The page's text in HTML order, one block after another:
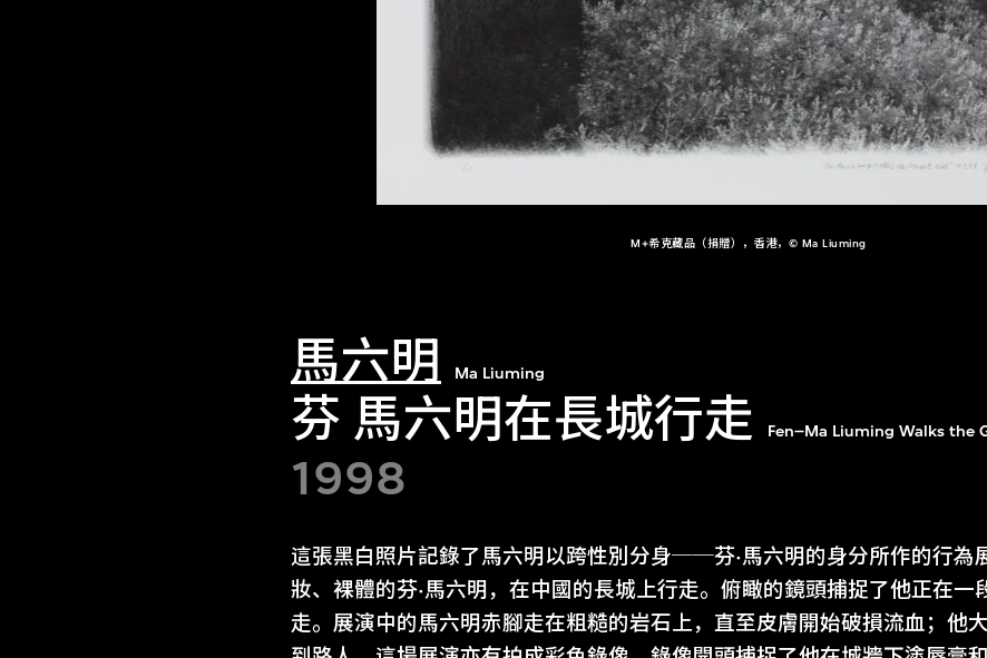
M+希克藏品（捐贈），香港，© Ma Liuming
馬六明 Ma Liuming
芬 馬六明在長城行走 Fen–Ma Liuming Walks the
1998
這張黑白照片記錄了馬六明以跨性別分身──芬·馬六明的身分所作的行為
妝、裸體的芬·馬六明，在中國的長城上行走。俯瞰的鏡頭捕捉了他正在一
走。展演中的馬六明赤腳走在粗糙的岩石上，直至皮膚開始破損流血；他